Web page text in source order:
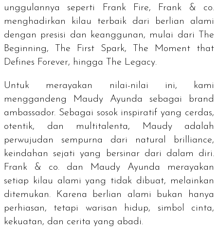
unggulannya seperti Frank Fire, Frank & co.
menghadirkan kilau terbaik dari berlian alami
dengan presisi dan keanggunan, mulai dari The
Beginning, The First Spark, The Moment that
Defines Forever, hingga The Legacy.
Untuk merayakan nilai-nilai ini, kami
menggandeng Maudy Ayunda sebagai brand
ambassador. Sebagai sosok inspiratif yang cerdas,
otentik, dan multitalenta, Maudy adalah
perwujudan sempurna dari natural brilliance,
keindahan sejati yang bersinar dari dalam diri.
Frank & co. dan Maudy Ayunda merayakan
setiap kilau alami yang tidak dibuat, melainkan
ditemukan. Karena berlian alami bukan hanya
perhiasan, tetapi warisan hidup, simbol cinta,
kekuatan, dan cerita yang abadi.